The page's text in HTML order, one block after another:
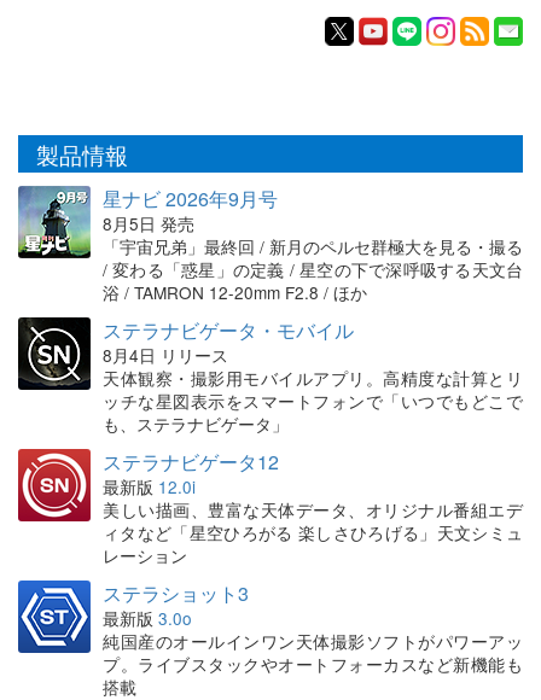
製品情報
星ナビ 2026年9月号
8月5日 発売
「宇宙兄弟」最終回 / 新月のペルセ群極大を見る・撮る
/ 変わる「惑星」の定義 / 星空の下で深呼吸する天文台
浴 / TAMRON 12-20mm F2.8 / ほか
ステラナビゲータ・モバイル
8月4日 リリース
天体観察・撮影用モバイルアプリ。高精度な計算とリ
ッチな星図表示をスマートフォンで「いつでもどこで
も、ステラナビゲータ」
ステラナビゲータ12
最新版 12.0i
美しい描画、豊富な天体データ、オリジナル番組エデ
ィタなど「星空ひろがる 楽しさひろげる」天文シミュ
レーション
ステラショット3
最新版 3.0o
純国産のオールインワン天体撮影ソフトがパワーアッ
プ。ライブスタックやオートフォーカスなど新機能も
搭載